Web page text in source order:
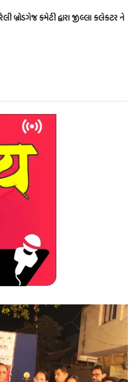
બ્રોડગેજ કમેટી દ્વારા જીલ્લા કલેકટર ને